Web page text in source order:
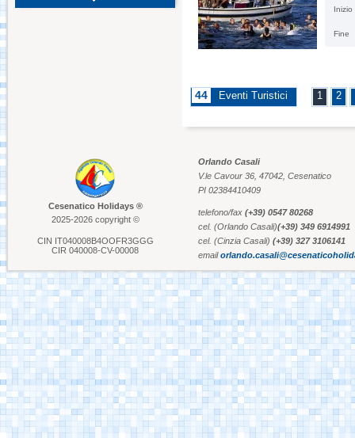
Adriatic Golf Club
Parco Oltremare -
Riccione
Italia in Miniatura -
Rimini
Le Navi Acquario -
Cattolica
Porto Canale Cervia
Inizio
Fine
44 Eventi Turistici 1 2
Cesenatico Holidays ®
2025-2026 copyright ©
CIN IT040008B4OOFR3GGG
CIR 040008-CV-00008
Orlando Casali
V.le Cavour 36, 47042, Cesenatico
PI 02384410409
telefono/fax (+39) 0547 80268
cel. (Orlando Casali)(+39) 349 6914991
cel. (Cinzia Casali) (+39) 327 3106141
email